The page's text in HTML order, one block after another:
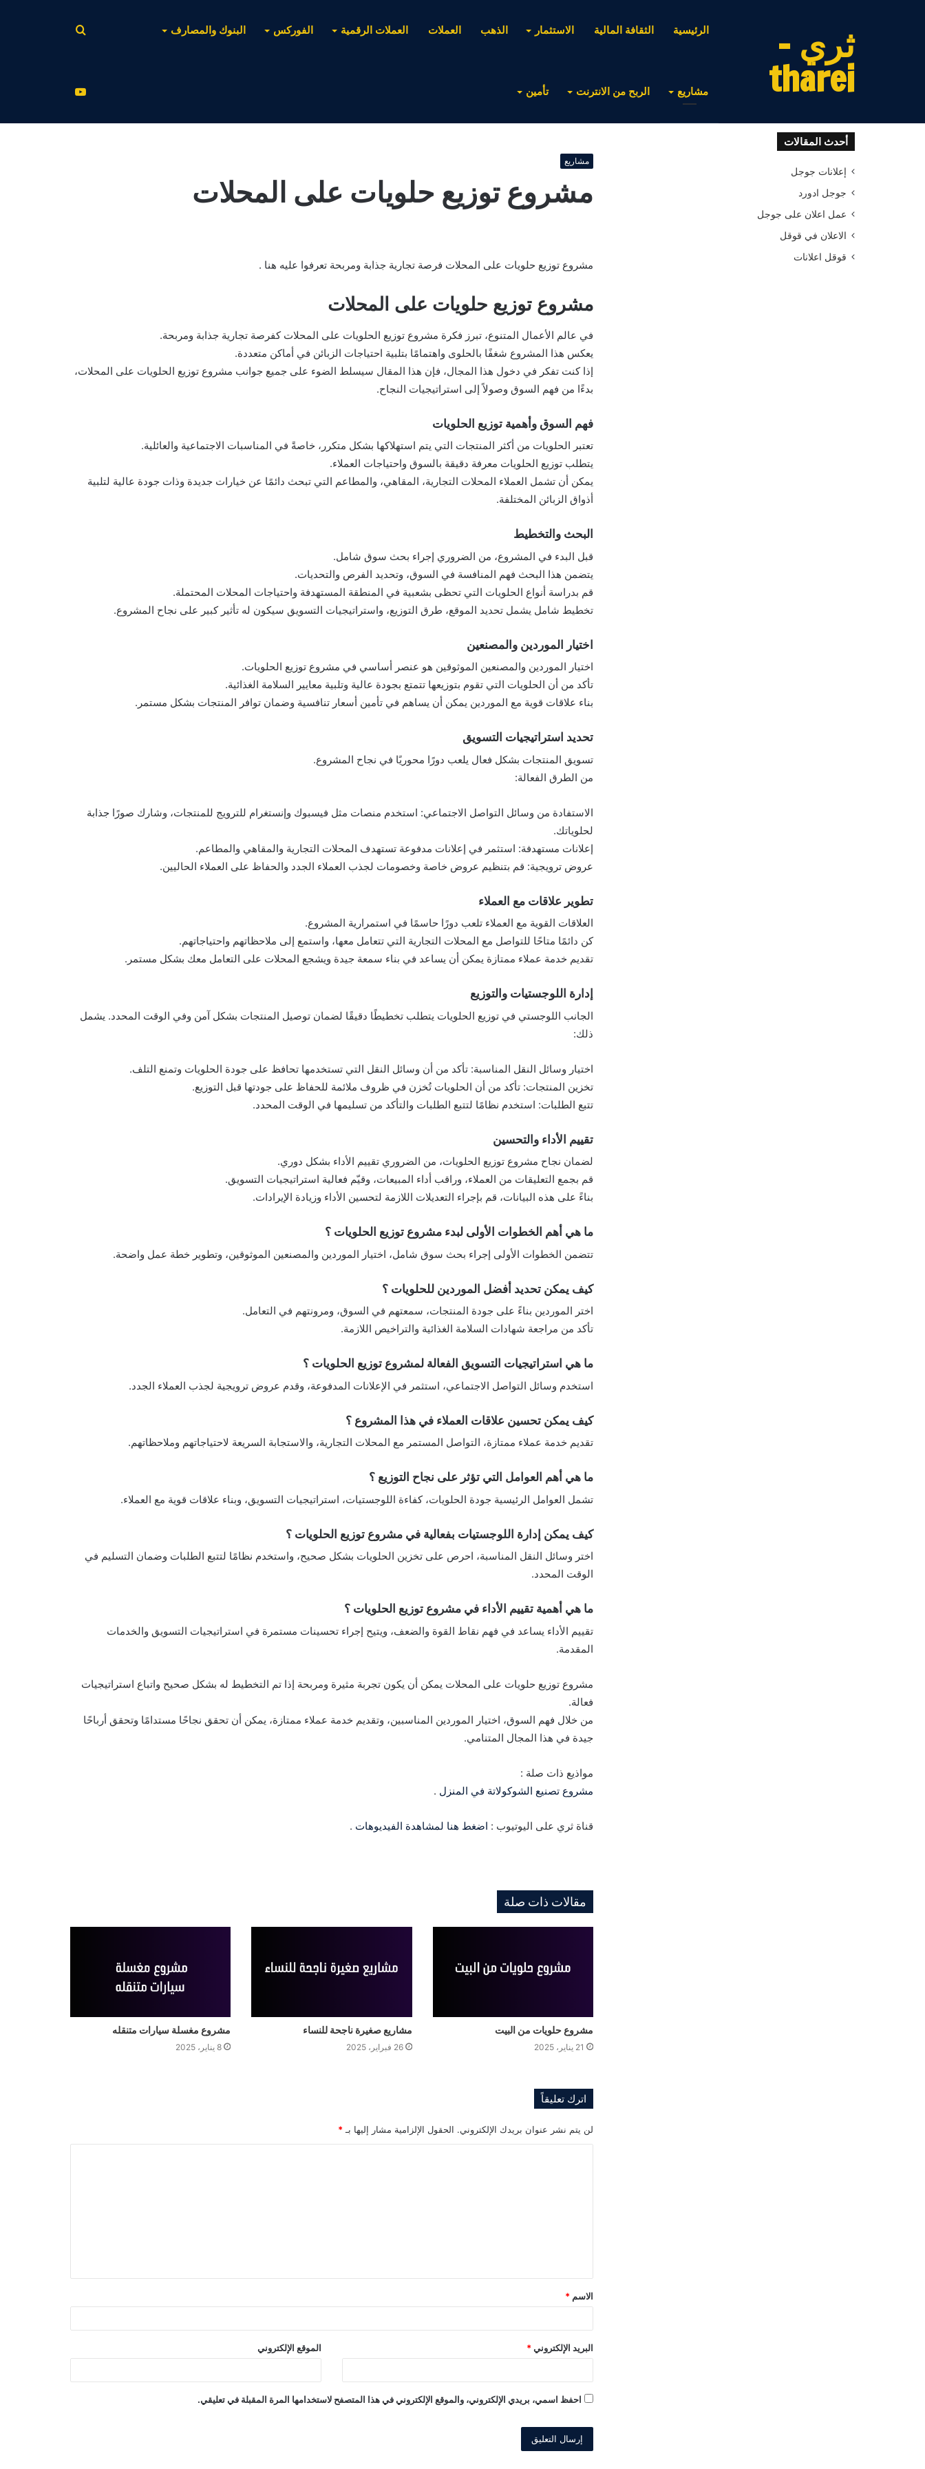
ثري -
tharei
الرئيسية الثقافة المالية الاستثمار الذهب العملات العملات الرقمية الفوركس البنوك والمصارف
مشاريع الربح من الانترنت تأمين عن
مشاريع
مشروع توزيع حلويات على المحلات
مشروع توزيع حلويات على المحلات فرصة تجارية جذابة ومربحة تعرفوا عليه هنا .
مشروع توزيع حلويات على المحلات
في عالم الأعمال المتنوع، تبرز فكرة مشروع توزيع الحلويات على المحلات كفرصة تجارية جذابة ومربحة.
يعكس هذا المشروع شغفًا بالحلوى واهتمامًا بتلبية احتياجات الزبائن في أماكن متعددة.
إذا كنت تفكر في دخول هذا المجال، فإن هذا المقال سيسلط الضوء على جميع جوانب مشروع توزيع الحلويات على المحلات،
بدءًا من فهم السوق وصولاً إلى استراتيجيات النجاح.
فهم السوق وأهمية توزيع الحلويات
تعتبر الحلويات من أكثر المنتجات التي يتم استهلاكها بشكل متكرر، خاصةً في المناسبات الاجتماعية والعائلية.
يتطلب توزيع الحلويات معرفة دقيقة بالسوق واحتياجات العملاء.
يمكن أن تشمل العملاء المحلات التجارية، المقاهي، والمطاعم التي تبحث دائمًا عن خيارات جديدة وذات جودة عالية لتلبية
أذواق الزبائن المختلفة.
البحث والتخطيط
قبل البدء في المشروع، من الضروري إجراء بحث سوق شامل.
يتضمن هذا البحث فهم المنافسة في السوق، وتحديد الفرص والتحديات.
قم بدراسة أنواع الحلويات التي تحظى بشعبية في المنطقة المستهدفة واحتياجات المحلات المحتملة.
تخطيط شامل يشمل تحديد الموقع، طرق التوزيع، واستراتيجيات التسويق سيكون له تأثير كبير على نجاح المشروع.
اختيار الموردين والمصنعين
اختيار الموردين والمصنعين الموثوقين هو عنصر أساسي في مشروع توزيع الحلويات.
تأكد من أن الحلويات التي تقوم بتوزيعها تتمتع بجودة عالية وتلبية معايير السلامة الغذائية.
بناء علاقات قوية مع الموردين يمكن أن يساهم في تأمين أسعار تنافسية وضمان توافر المنتجات بشكل مستمر.
تحديد استراتيجيات التسويق
تسويق المنتجات بشكل فعال يلعب دورًا محوريًا في نجاح المشروع.
من الطرق الفعالة:
الاستفادة من وسائل التواصل الاجتماعي: استخدم منصات مثل فيسبوك وإنستغرام للترويج للمنتجات، وشارك صورًا جذابة
لحلوياتك.
إعلانات مستهدفة: استثمر في إعلانات مدفوعة تستهدف المحلات التجارية والمقاهي والمطاعم.
عروض ترويجية: قم بتنظيم عروض خاصة وخصومات لجذب العملاء الجدد والحفاظ على العملاء الحاليين.
تطوير علاقات مع العملاء
العلاقات القوية مع العملاء تلعب دورًا حاسمًا في استمرارية المشروع.
كن دائمًا متاحًا للتواصل مع المحلات التجارية التي تتعامل معها، واستمع إلى ملاحظاتهم واحتياجاتهم.
تقديم خدمة عملاء ممتازة يمكن أن يساعد في بناء سمعة جيدة ويشجع المحلات على التعامل معك بشكل مستمر.
إدارة اللوجستيات والتوزيع
الجانب اللوجستي في توزيع الحلويات يتطلب تخطيطًا دقيقًا لضمان توصيل المنتجات بشكل آمن وفي الوقت المحدد. يشمل
ذلك:
اختيار وسائل النقل المناسبة: تأكد من أن وسائل النقل التي تستخدمها تحافظ على جودة الحلويات وتمنع التلف.
تخزين المنتجات: تأكد من أن الحلويات تُخزن في ظروف ملائمة للحفاظ على جودتها قبل التوزيع.
تتبع الطلبات: استخدم نظامًا لتتبع الطلبات والتأكد من تسليمها في الوقت المحدد.
تقييم الأداء والتحسين
لضمان نجاح مشروع توزيع الحلويات، من الضروري تقييم الأداء بشكل دوري.
قم بجمع التعليقات من العملاء، وراقب أداء المبيعات، وقيّم فعالية استراتيجيات التسويق.
بناءً على هذه البيانات، قم بإجراء التعديلات اللازمة لتحسين الأداء وزيادة الإيرادات.
ما هي أهم الخطوات الأولى لبدء مشروع توزيع الحلويات ؟
تتضمن الخطوات الأولى إجراء بحث سوق شامل، اختيار الموردين والمصنعين الموثوقين، وتطوير خطة عمل واضحة.
كيف يمكن تحديد أفضل الموردين للحلويات ؟
اختر الموردين بناءً على جودة المنتجات، سمعتهم في السوق، ومرونتهم في التعامل.
تأكد من مراجعة شهادات السلامة الغذائية والتراخيص اللازمة.
ما هي استراتيجيات التسويق الفعالة لمشروع توزيع الحلويات ؟
استخدم وسائل التواصل الاجتماعي، استثمر في الإعلانات المدفوعة، وقدم عروض ترويجية لجذب العملاء الجدد.
كيف يمكن تحسين علاقات العملاء في هذا المشروع ؟
تقديم خدمة عملاء ممتازة، التواصل المستمر مع المحلات التجارية، والاستجابة السريعة لاحتياجاتهم وملاحظاتهم.
ما هي أهم العوامل التي تؤثر على نجاح التوزيع ؟
تشمل العوامل الرئيسية جودة الحلويات، كفاءة اللوجستيات، استراتيجيات التسويق، وبناء علاقات قوية مع العملاء.
كيف يمكن إدارة اللوجستيات بفعالية في مشروع توزيع الحلويات ؟
اختر وسائل النقل المناسبة، احرص على تخزين الحلويات بشكل صحيح، واستخدم نظامًا لتتبع الطلبات وضمان التسليم في
الوقت المحدد.
ما هي أهمية تقييم الأداء في مشروع توزيع الحلويات ؟
تقييم الأداء يساعد في فهم نقاط القوة والضعف، ويتيح إجراء تحسينات مستمرة في استراتيجيات التسويق والخدمات
المقدمة.
مشروع توزيع حلويات على المحلات يمكن أن يكون تجربة مثيرة ومربحة إذا تم التخطيط له بشكل صحيح واتباع استراتيجيات
فعالة.
من خلال فهم السوق، اختيار الموردين المناسبين، وتقديم خدمة عملاء ممتازة، يمكن أن تحقق نجاحًا مستدامًا وتحقق أرباحًا
جيدة في هذا المجال المتنامي.
مواذيع ذات صلة :
مشروع تصنيع الشوكولاتة في المنزل .
قناة ثري على اليوتيوب : اضغط هنا لمشاهدة الفيديوهات .
مقالات ذات صلة
مشروع حلويات من البيت
21 يناير، 2025
مشاريع صغيرة ناجحة للنساء
26 فبراير، 2025
مشروع مغسلة سيارات متنقله
8 يناير، 2025
اترك تعليقاً
لن يتم نشر عنوان بريدك الإلكتروني. الحقول الإلزامية مشار إليها بـ *
ق
*
الاسم *
البريد الإلكتروني * الموقع الإلكتروني
احفظ اسمي، بريدي الإلكتروني، والموقع الإلكتروني في هذا المتصفح لاستخدامها المرة المقبلة في تعليقي.
أحدث المقالات
إعلانات جوجل
جوجل ادورد
عمل اعلان على جوجل
الاعلان في قوقل
قوقل اعلانات